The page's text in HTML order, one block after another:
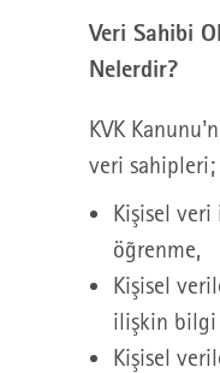
Veri Sahibi
Nelerdir?
KVK
veri sahipleri;
Kişisel
öğrenme,
Kişisel
ilişkin
Kişisel